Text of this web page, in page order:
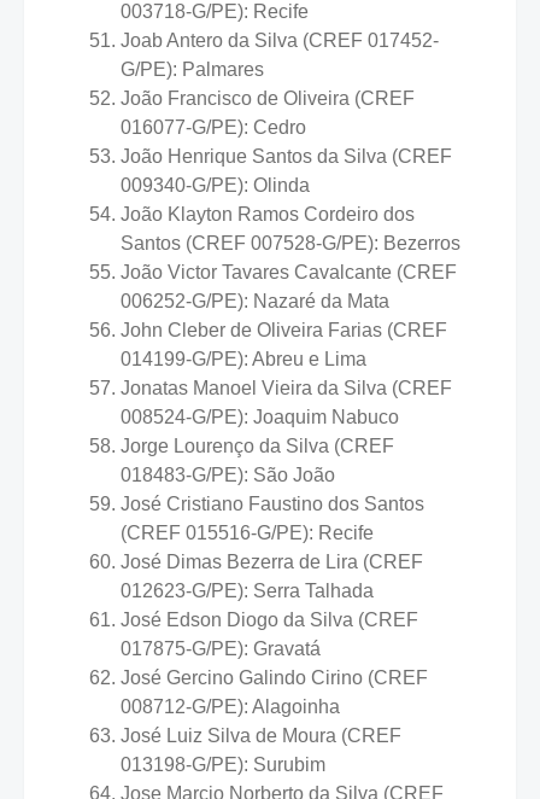
003718-G/PE): Recife
Joab Antero da Silva (CREF 017452-
G/PE): Palmares
João Francisco de Oliveira (CREF
016077-G/PE): Cedro
João Henrique Santos da Silva (CREF
009340-G/PE): Olinda
João Klayton Ramos Cordeiro dos
Santos (CREF 007528-G/PE): Bezerros
João Victor Tavares Cavalcante (CREF
006252-G/PE): Nazaré da Mata
John Cleber de Oliveira Farias (CREF
014199-G/PE): Abreu e Lima
Jonatas Manoel Vieira da Silva (CREF
008524-G/PE): Joaquim Nabuco
Jorge Lourenço da Silva (CREF
018483-G/PE): São João
José Cristiano Faustino dos Santos
(CREF 015516-G/PE): Recife
José Dimas Bezerra de Lira (CREF
012623-G/PE): Serra Talhada
José Edson Diogo da Silva (CREF
017875-G/PE): Gravatá
José Gercino Galindo Cirino (CREF
008712-G/PE): Alagoinha
José Luiz Silva de Moura (CREF
013198-G/PE): Surubim
Jose Marcio Norberto da Silva (CREF